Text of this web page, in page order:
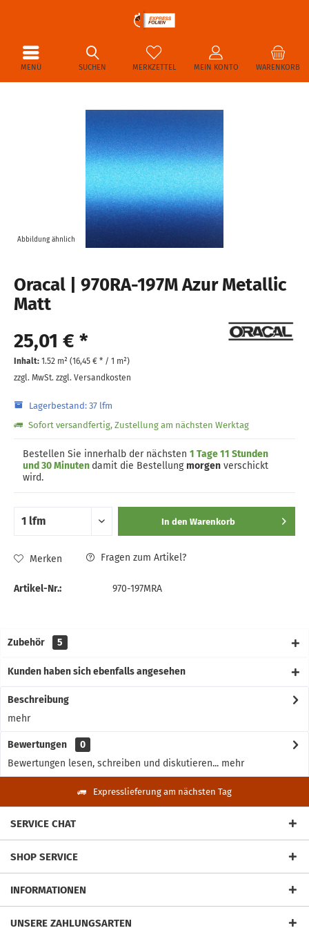
MENÜ WARENKORB
MERKZETTEL MEIN KONTO
SUCHEN
Abbildung ähnlich
Oracal | 970RA-197M Azur Metallic
Matt
25,01 € *
Inhalt: 1.52 m² (16,45 € * / 1 m²)
zzgl. MwSt. zzgl. Versandkosten
Lagerbestand: 37 lfm
Sofort versandfertig, Zustellung am nächsten Werktag
Bestellen Sie innerhalb der nächsten 1 Tage 11 Stunden
und 30 Minuten damit die Bestellungmorgen verschickt
wird.
In den Warenkorb
Merken Fragen zum Artikel?
Artikel-Nr.: 970-197MRA
Zubehör 5
Kunden haben sich ebenfalls angesehen
Beschreibung
mehr
Bewertungen
0
Bewertungen lesen, schreiben und diskutieren... mehr
Expresslieferung am nächsten Tag
SERVICE CHAT
SHOP SERVICE
INFORMATIONEN
UNSERE ZAHLUNGSARTEN